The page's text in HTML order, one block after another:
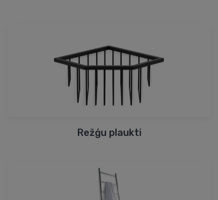
Režģu plaukti